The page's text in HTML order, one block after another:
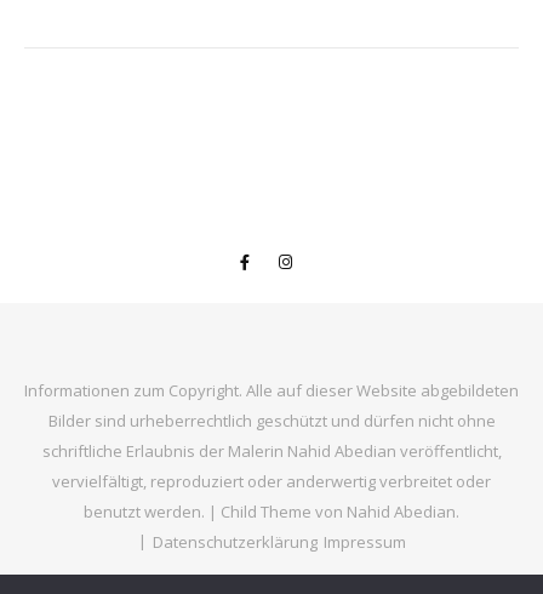
Informationen zum Copyright. Alle auf dieser Website abgebildeten
Bilder sind urheberrechtlich geschützt und dürfen nicht ohne
schriftliche Erlaubnis der Malerin Nahid Abedian veröffentlicht,
vervielfältigt, reproduziert oder anderwertig verbreitet oder
benutzt werden. | Child Theme von Nahid Abedian.
Datenschutzerklärung Impressum